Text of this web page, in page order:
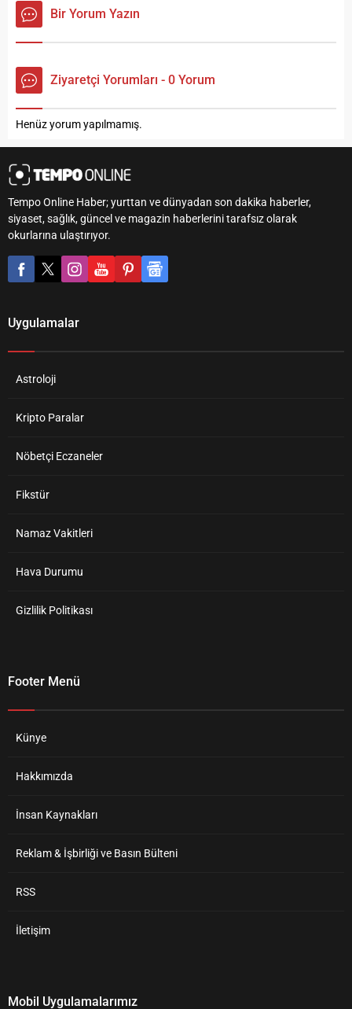
Bir Yorum Yazın
Ziyaretçi Yorumları - 0 Yorum
Henüz yorum yapılmamış.
Tempo Online Haber; yurttan ve dünyadan son dakika haberler,
siyaset, sağlık, güncel ve magazin haberlerini tarafsız olarak
okurlarına ulaştırıyor.
Uygulamalar
Astroloji
Kripto Paralar
Nöbetçi Eczaneler
Fikstür
Namaz Vakitleri
Hava Durumu
Gizlilik Politikası
Footer Menü
Künye
Hakkımızda
İnsan Kaynakları
Reklam & İşbirliği ve Basın Bülteni
RSS
İletişim
Mobil Uygulamalarımız